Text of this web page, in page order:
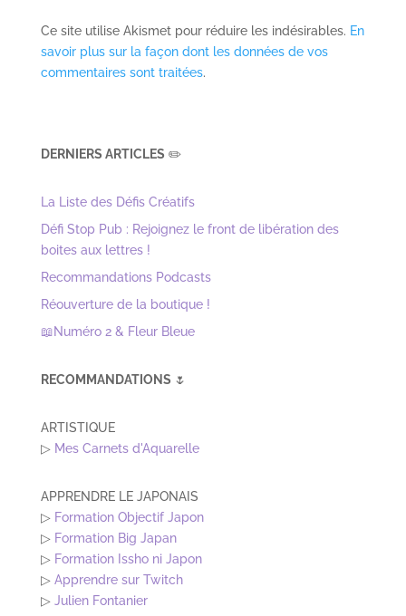
Ce site utilise Akismet pour réduire les indésirables. En
savoir plus sur la façon dont les données de vos
commentaires sont traitées.
DERNIERS ARTICLES ✏️
La Liste des Défis Créatifs
Défi Stop Pub : Rejoignez le front de libération des
boites aux lettres !
Recommandations Podcasts
Réouverture de la boutique !
📖Numéro 2 & Fleur Bleue
RECOMMANDATIONS 🌷
ARTISTIQUE
▷ Mes Carnets d'Aquarelle
APPRENDRE LE JAPONAIS
▷ Formation Objectif Japon
▷ Formation Big Japan
▷ Formation Issho ni Japon
▷ Apprendre sur Twitch
▷ Julien Fontanier